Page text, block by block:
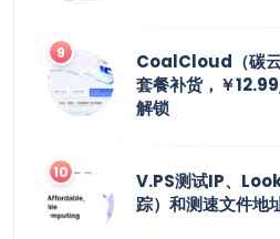
CoalCloud（碳云
套餐补货，￥
解锁
V.PS测试IP、
踪）和测速文件地